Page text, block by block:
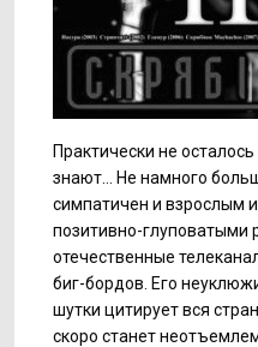
Практически не
знают… Не намного
симпатичен и взрослым
позитивно-глуповатыми
отечественные
биг-бордов. Его
шутки цитирует вся
скоро станет